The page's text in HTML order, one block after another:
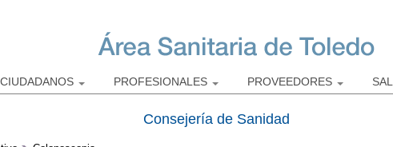
principal
CIUDADANOS PROFESIONALES PROVEEDORES
Consejería de Sanidad